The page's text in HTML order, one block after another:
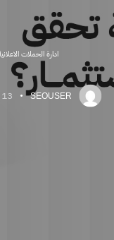
ادارة الحملات
SEOUSER 13 فبراير، 2025